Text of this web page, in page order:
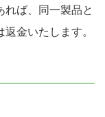
ば、同一製品と
金いたします。